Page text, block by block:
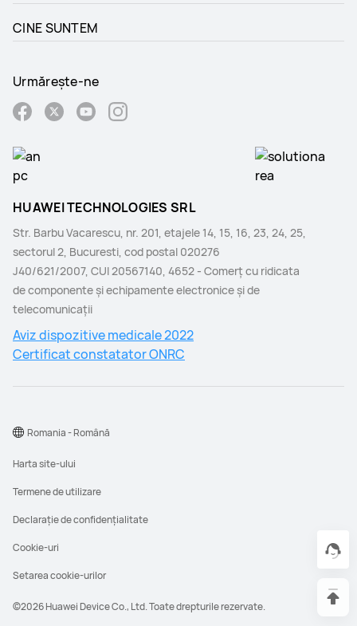
CINE SUNTEM
Urmărește-ne
HUAWEI TECHNOLOGIES SRL
Str. Barbu Vacarescu, nr. 201, etajele 14, 15, 16, 23, 24, 25,
sectorul 2, Bucuresti, cod postal 020276
J40/621/2007, CUI 20567140, 4652 - Comerţ cu ridicata
de componente şi echipamente electronice şi de
telecomunicaţii
Aviz dispozitive medicale 2022
Certificat constatator ONRC
©2026 Huawei Device Co., Ltd. Toate drepturile rezervate.
Harta site-ului
Termene de utilizare
Declarație de confidențialitate
Cookie-uri
Setarea cookie-urilor
Romania - Română